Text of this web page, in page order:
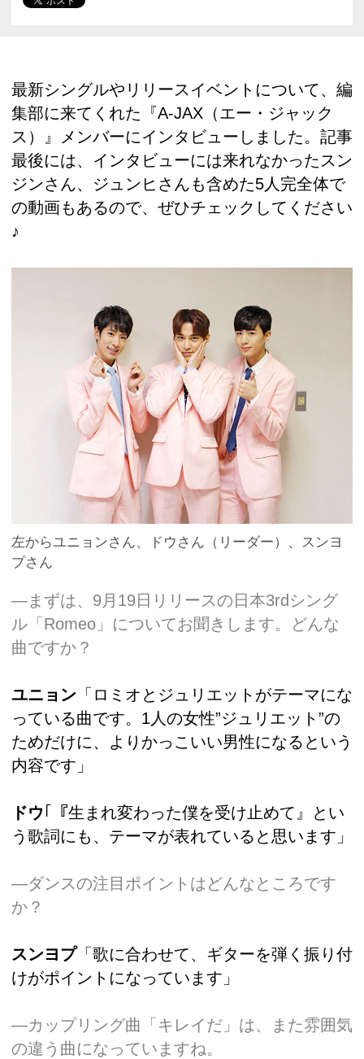
最新シングルやリリースイベントについて、編
集部に来てくれた『A-JAX（エー・ジャック
ス）』メンバーにインタビューしました。記事
最後には、インタビューには来れなかったスン
ジンさん、ジュンヒさんも含めた5人完全体で
の動画もあるので、ぜひチェックしてください
♪
左からユニョンさん、ドウさん（リーダー）、スンヨ
プさん
―まずは、9月19日リリースの日本3rdシング
ル「Romeo」についてお聞きします。どんな
曲ですか？
ユニョン 「ロミオとジュリエットがテーマにな
っている曲です。1人の女性”ジュリエット”の
ためだけに、よりかっこいい男性になるという
内容です」
ドウ ｢『生まれ変わった僕を受け止めて』とい
う歌詞にも、テーマが表れていると思います」
―ダンスの注目ポイントはどんなところです
か？
スンヨプ「歌に合わせて、ギターを弾く振り付
けがポイントになっています」
―カップリング曲「キレイだ」は、また雰囲気
の違う曲になっていますね。